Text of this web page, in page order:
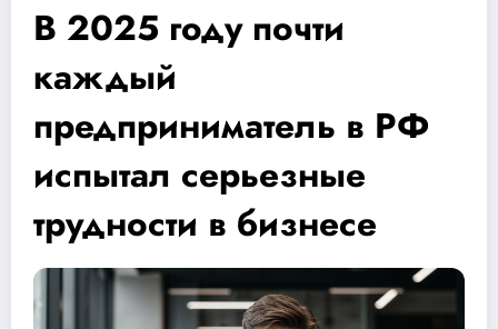
В 2025 году почти
каждый
предприниматель в РФ
испытал серьезные
трудности в бизнесе